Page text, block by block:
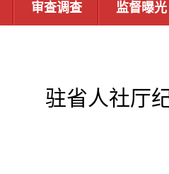
审查调查 监督曝光
驻省人社厅